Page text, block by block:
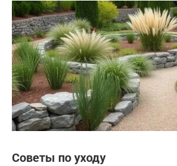
Советы по уходу